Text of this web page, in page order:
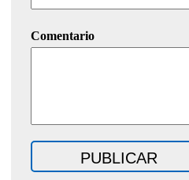
Comentario